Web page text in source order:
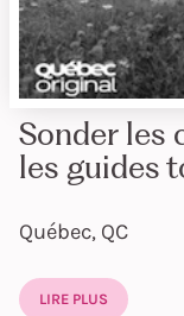
Sonder les
les guides
Québec, QC
LIRE PLUS